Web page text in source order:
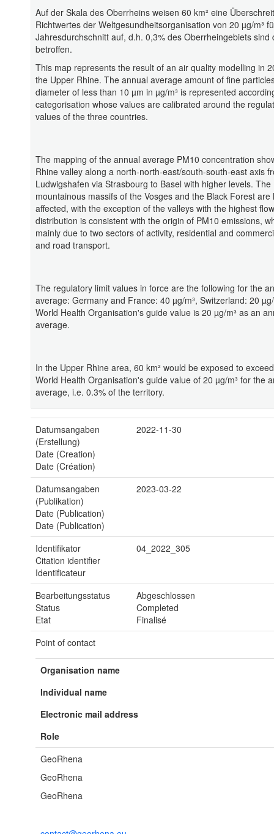
Auf der Skala des Oberrheins weisen 60 km² eine
Richtwertes der Weltgesundheitsorganisation von 20 µg/m³
Jahresdurchschnitt auf, d.h. 0,3% des Oberrheingebiets sind
betroffen.
This map represents the result of an air quality modelling in
the Upper Rhine. The annual average amount of fine
diameter of less than 10 µm in µg/m³ is represented
categorisation whose values are calibrated around the
values of the three countries.
The mapping of the annual average PM10 concentration
Rhine valley along a north-north-east/south-south-east axis
Ludwigshafen via Strasbourg to Basel with higher levels. The
mountainous massifs of the Vosges and the Black Forest are
affected, with the exception of the valleys with the highest
distribution is consistent with the origin of PM10 emissions,
mainly due to two sectors of activity, residential and
and road transport.
The regulatory limit values in force are the following for the
average: Germany and France: 40 µg/m³, Switzerland: 20
World Health Organisation's guide value is 20 µg/m³ as an
average.
In the Upper Rhine area, 60 km² would be exposed to
World Health Organisation's guide value of 20 µg/m³ for the
average, i.e. 0.3% of the territory.
Datumsangaben
(Erstellung)
Date (Creation)
Date (Création)
2022-11-30
Datumsangaben
(Publikation)
Date (Publication)
Date (Publication)
2023-03-22
Identifikator
Citation identifier
Identificateur
04_2022_305
Bearbeitungsstatus
Status
Etat
Abgeschlossen
Completed
Finalisé
Point of contact
Organisation name
Individual name
Electronic mail address
Role
GeoRhena
GeoRhena
GeoRhena